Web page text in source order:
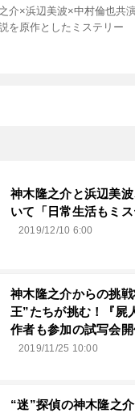
介×浜辺美波×中村倫也共
を原作としたミステリー
神木隆之介と浜辺美
いて「日常生活もミス
2019/12/10 6:00
神木隆之介からの挑
王”たちが挑む！『屍
作者も参加の試写会
2019/11/25 10:00
“迷”探偵の神木隆之